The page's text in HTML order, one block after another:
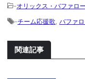
-オリックス・バファロ
-チーム応援歌 バファ
関連記事